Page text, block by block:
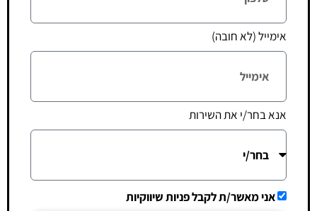
אימייל (לא חובה)
אנא בחר/י את השירות
אני מאשר/ת לקבל פניות שיווקיות